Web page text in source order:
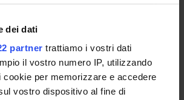
dei dati
partner trattiamo i vostri dati
il vostro numero IP, utilizzando
cookie per memorizzare e accedere
vostro dispositivo al fine di